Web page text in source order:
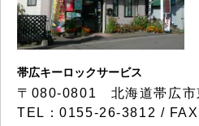
帯広キーロックサービス
〒080-0801 北海道帯広市
TEL：0155-26-3812 /